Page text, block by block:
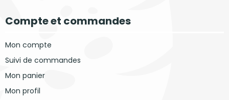
Compte et commandes
Mon compte
Suivi de commandes
Mon panier
Mon profil